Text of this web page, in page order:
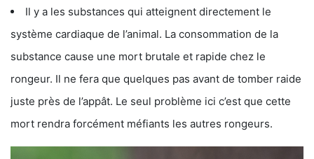
Il y a les substances qui atteignent directement le
système cardiaque de l’animal. La consommation de la
substance cause une mort brutale et rapide chez le
rongeur. Il ne fera que quelques pas avant de tomber raide
juste près de l’appât. Le seul problème ici c’est que cette
mort rendra forcément méfiants les autres rongeurs.